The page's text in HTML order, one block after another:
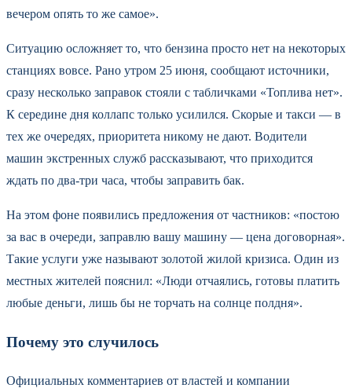
вечером опять то же самое».
Ситуацию осложняет то, что бензина просто нет на некоторых
станциях вовсе. Рано утром 25 июня, сообщают источники,
сразу несколько заправок стояли с табличками «Топлива нет».
К середине дня коллапс только усилился. Скорые и такси — в
тех же очередях, приоритета никому не дают. Водители
машин экстренных служб рассказывают, что приходится
ждать по два-три часа, чтобы заправить бак.
На этом фоне появились предложения от частников: «постою
за вас в очереди, заправлю вашу машину — цена договорная».
Такие услуги уже называют золотой жилой кризиса. Один из
местных жителей пояснил: «Люди отчаялись, готовы платить
любые деньги, лишь бы не торчать на солнце полдня».
Почему это случилось
Официальных комментариев от властей и компании